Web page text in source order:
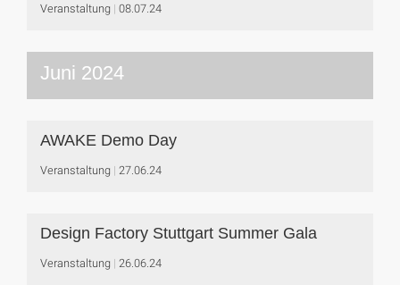
Veranstaltung 08.07.24
Juni 2024
AWAKE Demo Day
Veranstaltung 27.06.24
Design Factory Stuttgart Summer Gala
Veranstaltung 26.06.24